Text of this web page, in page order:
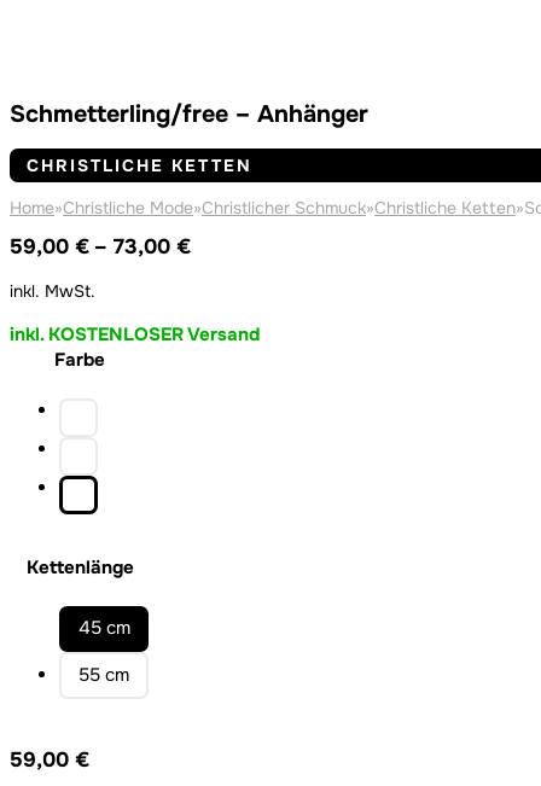
Schmetterling/free – Anhänger
CHRISTLICHE KETTEN
Home»Christliche Mode»Christlicher Schmuck»Christliche Ketten»
59,00 € – 73,00 €Preisspanne:
73,00 €
inkl. MwSt.
inkl. KOSTENLOSER Versand
Farbe
Kettenlänge
45 cm
55 cm
59,00 €